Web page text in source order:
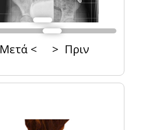
Μετά < > Πριν